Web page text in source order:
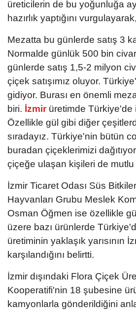
üreticilerin de bu yoğunluğa
hazırlık yaptığını
Mezatta bu günlerde satış 3
Normalde günlük 500 bin
günlerde satış 1,5-2 milyon
çiçek satışımız oluyor.
gidiyor. Burası en önemli
biri. İzmir üretimde Türkiye'de
Özellikle gül gibi diğer
sıradayız. Türkiye'nin bütün
buradan çiçeklerimizi
çiçeğe ulaşan kişileri de mutlu
İzmir Ticaret Odası Süs
Hayvanları Grubu Meslek
Osman Öğmen ise özellikle
üzere bazı ürünlerde
üretiminin yaklaşık yarısının
karşılandığını belirtti.
İzmir dışındaki Flora Çiçek
Kooperatifi'nin 18 şubesine
kamyonlarla gönderildiğini